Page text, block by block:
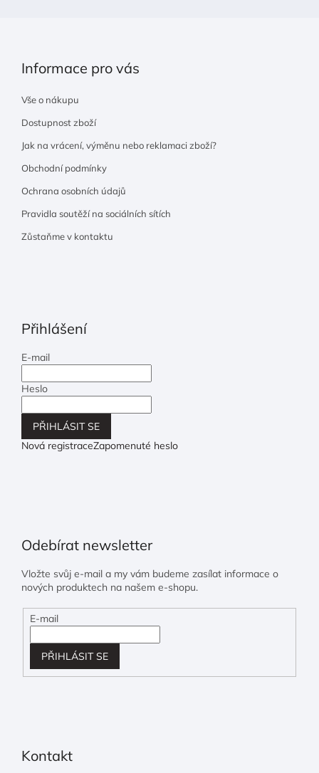
Informace pro vás
Vše o nákupu
Dostupnost zboží
Jak na vrácení, výměnu nebo reklamaci zboží?
Obchodní podmínky
Ochrana osobních údajů
Pravidla soutěží na sociálních sítích
Zůstaňme v kontaktu
Přihlášení
E-mail
Heslo
PŘIHLÁSIT SE
Nová registraceZapomenuté heslo
Odebírat newsletter
Vložte svůj e-mail a my vám budeme zasílat informace o
nových produktech na našem e-shopu.
E-mail
PŘIHLÁSIT SE
Kontakt